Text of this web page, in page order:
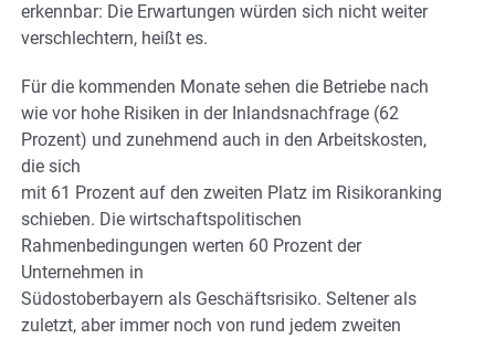
erkennbar: Die Erwartungen würden sich nicht weiter
verschlechtern, heißt es.
Für die kommenden Monate sehen die Betriebe nach
wie vor hohe Risiken in der Inlandsnachfrage (62
Prozent) und zunehmend auch in den Arbeitskosten,
die sich
mit 61 Prozent auf den zweiten Platz im Risikoranking
schieben. Die wirtschaftspolitischen
Rahmenbedingungen werten 60 Prozent der
Unternehmen in
Südostoberbayern als Geschäftsrisiko. Seltener als
zuletzt, aber immer noch von rund jedem zweiten